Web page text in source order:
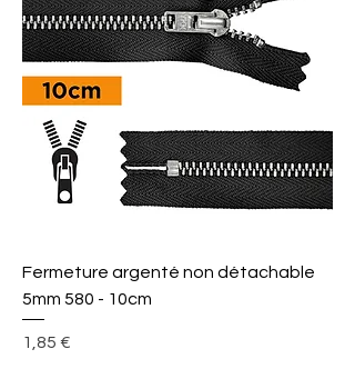
Fermeture argenté non détachable
5mm 580 - 10cm
Prix
1,85 €